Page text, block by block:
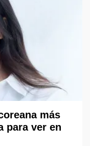
más
para ver en